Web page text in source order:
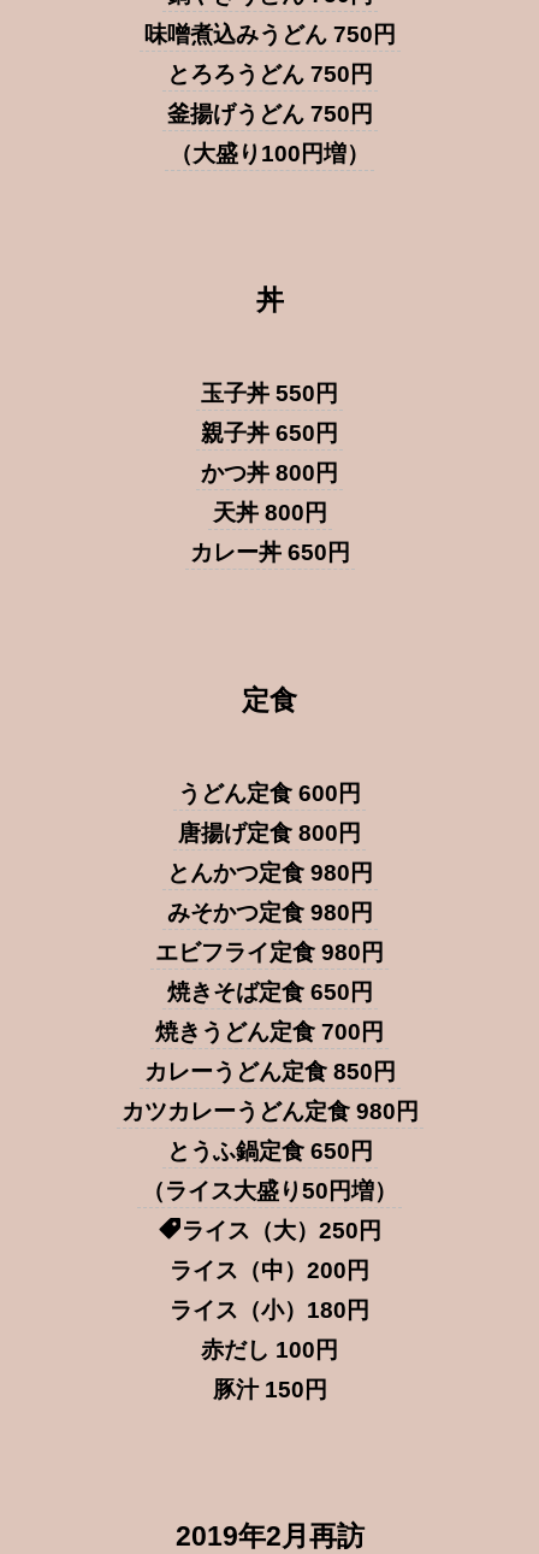
味噌煮込みうどん 750円
とろろうどん 750円
釜揚げうどん 750円
（大盛り100円増）
丼
玉子丼 550円
親子丼 650円
かつ丼 800円
天丼 800円
カレー丼 650円
定食
うどん定食 600円
唐揚げ定食 800円
とんかつ定食 980円
みそかつ定食 980円
エビフライ定食 980円
焼きそば定食 650円
焼きうどん定食 700円
カレーうどん定食 850円
カツカレーうどん定食 980円
とうふ鍋定食 650円
（ライス大盛り50円増）
ライス（大）250円
ライス（中）200円
ライス（小）180円
赤だし 100円
豚汁 150円
2019年2月再訪